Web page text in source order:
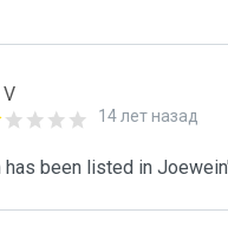
V
14 лет назад
has been listed in